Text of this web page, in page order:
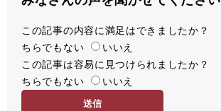
満
足
度
この記事の内容に満足はできましたか？
ちらでもない
いいえ
容
易
この記事は容易に見つけられましたか？
ちらでもない
いいえ